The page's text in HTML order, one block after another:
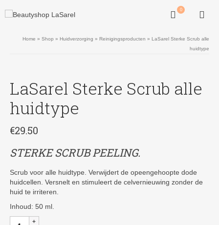
0
Home » Shop » Huidverzorging » Reinigingsproducten » LaSarel Sterke Scrub alle
huidtype
LaSarel Sterke Scrub alle
huidtype
€29.50
STERKE SCRUB PEELING.
Scrub voor alle huidtype. Verwijdert de opeengehoopte dode
huidcellen. Versnelt en stimuleert de celvernieuwing zonder de
huid te irriteren.
Inhoud: 50 ml.
LaSarel